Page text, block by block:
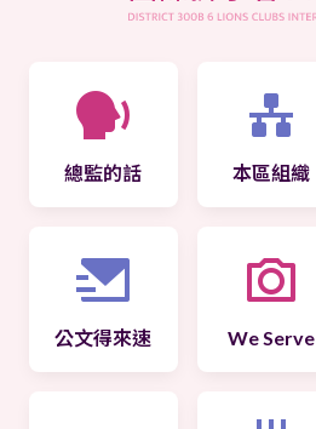
總監的話 本區組織
公文得來速 We Serve